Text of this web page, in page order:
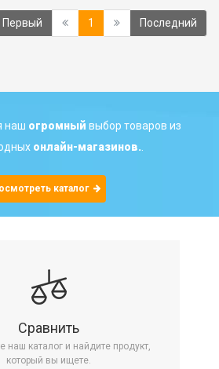
Первый 1 (current) Последний
наш огромный выбор товаров из
онлайн-магазинов.
каталог
Сравнить
наш каталог и найдите продукт,
который вы ищете.